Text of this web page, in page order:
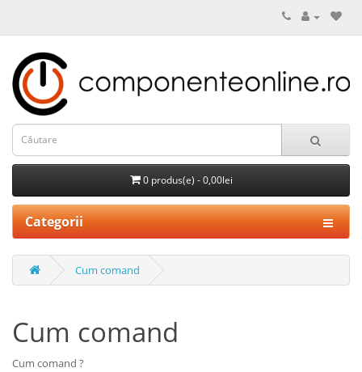
0 produs(e) - 0,00lei
Categorii
Cum comand
Cum comand
Cum comand ?